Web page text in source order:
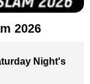
2026
Night's